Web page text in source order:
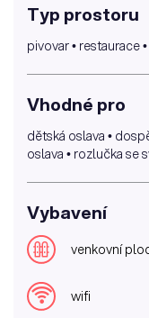
Typ prostoru
pivovar • restaurace
Vhodné pro
dětská oslava •
oslava • rozlučka se
Vybavení
venkovní
wifi